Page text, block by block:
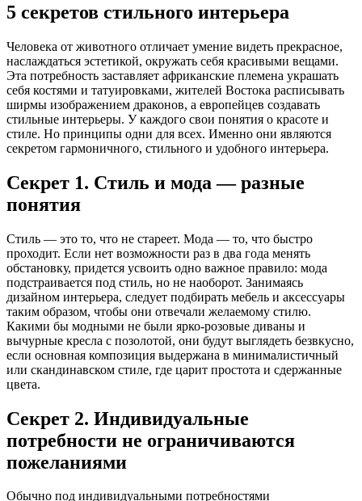
5 секретов стильного интерьера
Человека от животного отличает умение видеть прекрасное,
наслаждаться эстетикой, окружать себя красивыми вещами.
Эта потребность заставляет африканские племена украшать
себя костями и татуировками, жителей Востока расписывать
ширмы изображением драконов, а европейцев создавать
стильные интерьеры. У каждого свои понятия о красоте и
стиле. Но принципы одни для всех. Именно они являются
секретом гармоничного, стильного и удобного интерьера.
Секрет 1. Стиль и мода — разные
понятия
Стиль — это то, что не стареет. Мода — то, что быстро
проходит. Если нет возможности раз в два года менять
обстановку, придется усвоить одно важное правило: мода
подстраивается под стиль, но не наоборот. Занимаясь
дизайном интерьера, следует подбирать мебель и аксессуары
таким образом, чтобы они отвечали желаемому стилю.
Какими бы модными не были ярко-розовые диваны и
вычурные кресла с позолотой, они будут выглядеть безвкусно,
если основная композиция выдержана в минималистичный
или скандинавском стиле, где царит простота и сдержанные
цвета.
Секрет 2. Индивидуальные
потребности не ограничиваются
пожеланиями
Обычно под индивидуальными потребностями